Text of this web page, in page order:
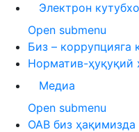
Электрон
Open submenu
Биз – коррупцияга
Норматив-ҳуқуқий
Медиа
Open submenu
ОАВ биз ҳақимизда